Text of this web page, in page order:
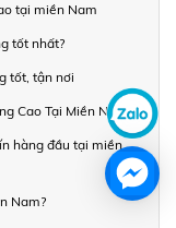
tại miền Nam
tốt nhất?
tốt, tận nơi
Cao Tại Miền Nam
hàng đầu tại miền
Nam?